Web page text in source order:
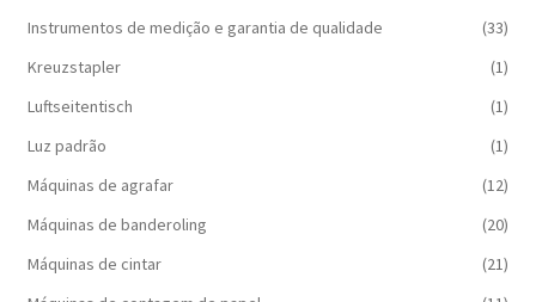
Instrumentos de medição e garantia de qualidade
(33)
Kreuzstapler
(1)
Luftseitentisch
(1)
Luz padrão
(1)
Máquinas de agrafar
(12)
Máquinas de banderoling
(20)
Máquinas de cintar
(21)